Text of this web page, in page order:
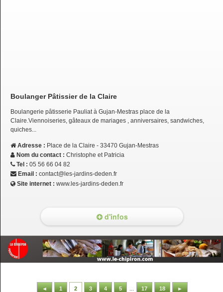
Boulanger Pâtissier de la Claire
Boulangerie pâtisserie Pauliat à Gujan-Mestras place de la
Claire.Viennoiseries, gâteaux de mariages , anniversaires, sandwiches,
quiches...
Adresse : Place de la Claire - 33470 Gujan-Mestras
Nom du contact : Christophe et Patricia
Tel : 05 56 66 04 82
Email : contact@les-jardins-deden.fr
Site internet : www.les-jardins-deden.fr
d'infos
◄ 1 2 3 4 5 17 18 ►